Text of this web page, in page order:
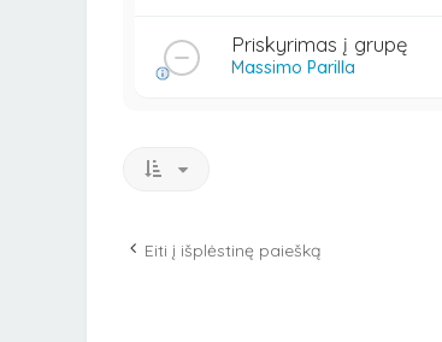
Priskyrimas į grupę
Massimo Parilla
Eiti į išplėstinę paiešką